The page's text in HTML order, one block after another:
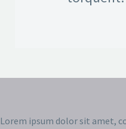
Lorem ipsum dolor sit amet,